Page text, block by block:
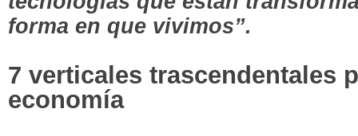
forma en que vivimos”.
7 verticales trascendentales
economía